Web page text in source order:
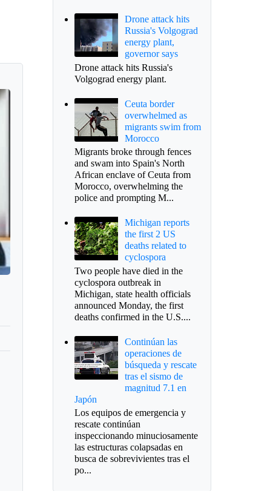
Drone attack hits
Russia's Volgograd
energy plant,
governor says
Drone attack hits Russia's
Volgograd energy plant.
Ceuta border
overwhelmed as
migrants swim from
Morocco
Migrants broke through fences
and swam into Spain's North
African enclave of Ceuta from
Morocco, overwhelming the
police and prompting M...
Michigan reports
the first 2 US
deaths related to
cyclospora
Two people have died in the
cyclospora outbreak in
Michigan, state health officials
announced Monday, the first
deaths confirmed in the U.S....
Continúan las
operaciones de
búsqueda y rescate
tras el sismo de
magnitud 7.1 en
Japón
Los equipos de emergencia y
rescate continúan
inspeccionando minuciosamente
las estructuras colapsadas en
busca de sobrevivientes tras el
po...